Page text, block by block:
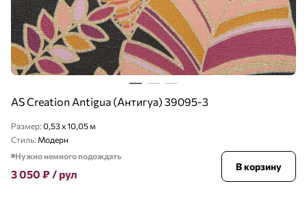
AS Creation Antigua (Антигуа) 39095-3
Размер: 0,53 x 10,05 м
Стиль: Модерн
Нужно немного подождать
3 050 ₽ / рул
В корзину